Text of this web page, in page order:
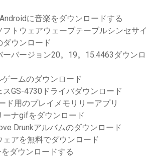
に音楽をダウンロードする
トウェアウェーブテーブルシンセサイ
ウンロード
バージョン20。19。15.4463ダウンロ
ームのダウンロード
GS-4730ドライバダウンロード
ド用のプレイメモリリーアプリ
ーナgifをダウンロード
Drunkアルバムのダウンロード
ェアを無料でダウンロード
ダウンロードする